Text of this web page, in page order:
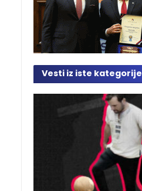
Vesti iz iste kategorije